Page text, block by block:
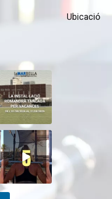
El CEM La Mar
Bella romandrà
tancat durant el
11 0
Cada sessió és
pas més cap als
teus...
19 0
Ubicació